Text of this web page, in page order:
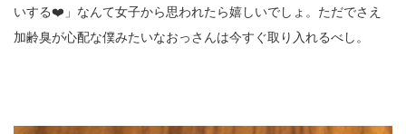
いする❤️」なんて女子から思われたら嬉しいでしょ。ただでさえ
加齢臭が心配な僕みたいなおっさんは今すぐ取り入れるべし。